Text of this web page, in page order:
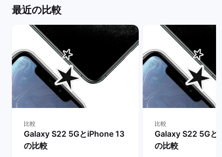
最近の比較
比較
Galaxy S22 5GとiPhone 13
の比較
比較
Galaxy S22 5Gと
の比較